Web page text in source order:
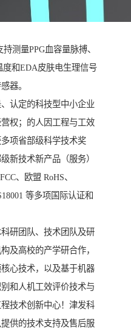
测量PPG血容量脉搏、
度和EDA皮肤电生理信号
器。
认定的科技型中小企业
权；的人因工程与工效
项省部级科学技术奖
新技术新产品（服务）
、欧盟 RoHS、
等多项国际认证和
研团队、技术团队及研
及高校的产学研合作，
心技术，以及基于机器
和人机工效评价技术与
技术创新中心！津发科
供的技术支持及售后服